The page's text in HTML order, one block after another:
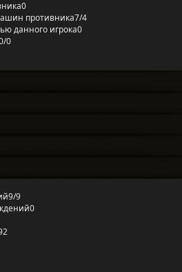
0
противника7/4
данного игрока0
0
9/9
0